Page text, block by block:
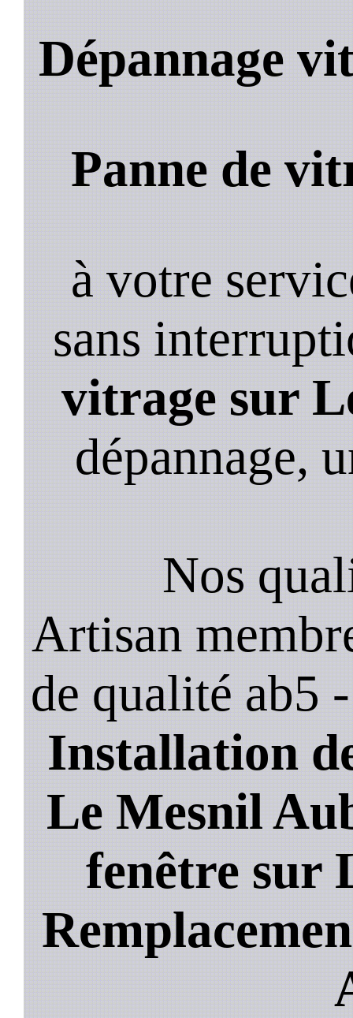
Dépannage
Panne de
à votre
sans
vitrage sur
dépannage,
Nos
Artisan
de qualité ab5
Installation
Le Mesnil
fenêtre sur